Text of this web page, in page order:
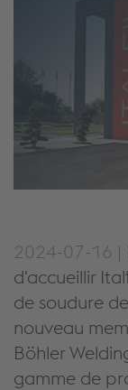
2024-07-16 |
d'accueillir
de soudure
nouveau
Böhler
gamme de